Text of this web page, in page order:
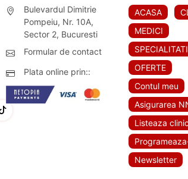
Bulevardul Dimitrie
Pompeiu, Nr. 10A,
Sector 2, Bucuresti
Formular de contact
Plata online prin::
ACASA
MEDICI
SPECIALITATI
OFERTE
Contul meu
Asigurarea
Listeaza
Newsletter